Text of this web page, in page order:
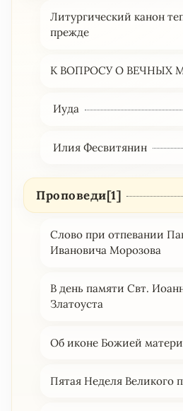
Литургический канон
прежде
К ВОПРОСУ О ВЕЧНЫХ
Иуда
Илия Фесвитянин
Проповеди[1]
Слово при отпевании
Ивановича Морозова
В день памяти Свт.
Златоуста
Об иконе Божией матери
Пятая Неделя Великого